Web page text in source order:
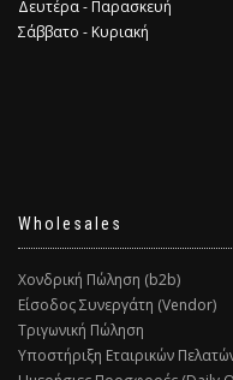
Δευτέρα - Παρασκευή
Σάββατο - Κυριακή
Wholesales
Χονδρική Πώληση (b2b)
Είσοδος Συνεργάτη (Vendor)
Τριγωνική Πώληση
Υποστήριξη Εταιρικών